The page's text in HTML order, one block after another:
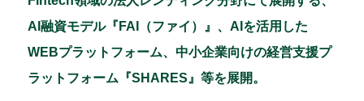
AI融資モデル『FAI（ファイ）』、AIを活用した
WEBプラットフォーム、中小企業向けの経営支援プ
ラットフォーム『SHARES』等を展開。